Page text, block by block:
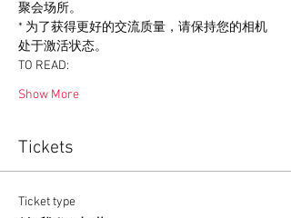
聚会场所。
* 为了获得更好的交流质量，请保持您的相机
处于激活状态。
TO READ:
Show More
Tickets
Ticket type